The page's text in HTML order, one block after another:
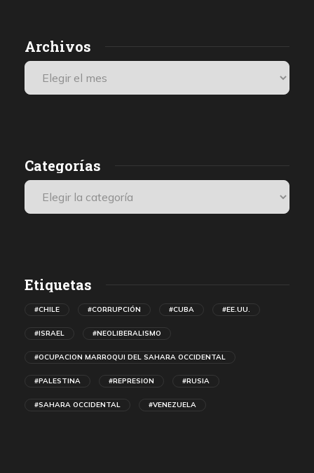
Archivos
Categorías
Etiquetas
#CHILE #CORRUPCIÓN #CUBA #EE.UU.
#ISRAEL #NEOLIBERALISMO
#OCUPACION MARROQUI DEL SAHARA OCCIDENTAL
#PALESTINA #REPRESION #RUSIA
#SAHARA OCCIDENTAL #VENEZUELA